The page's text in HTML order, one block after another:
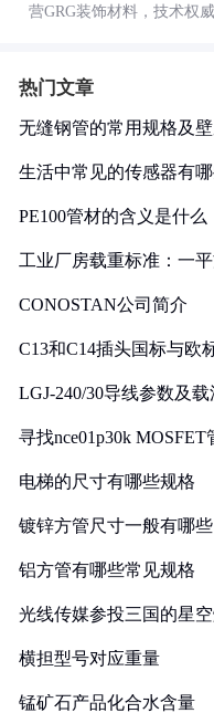
营GRG装饰材料，技术权
热门文章
无缝钢管的常用规格及
生活中常见的传感器有
PE100管材的含义是什么
工业厂房载重标准：一
CONOSTAN公司简介
C13和C14插头国标与欧
LGJ-240/30导线参数及
寻找nce01p30k
电梯的尺寸有哪些规格
镀锌方管尺寸一般有哪些
铝方管有哪些常见规格
光线传媒参投三国的星
横担型号对应重量
锰矿石产品化合水含量